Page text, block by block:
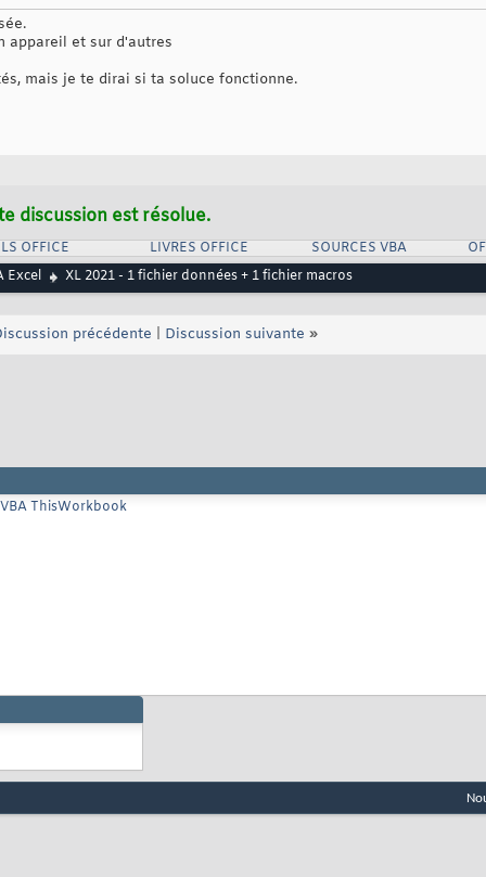
appareil et sur d'autres
mais je te dirai si ta soluce fonctionne.
discussion est résolue.
OFFICE LIVRES OFFICE SOURCES VBA
Excel
XL 2021 - 1 fichier données + 1 fichier macros
précédente Discussion suivante »
ThisWorkbook